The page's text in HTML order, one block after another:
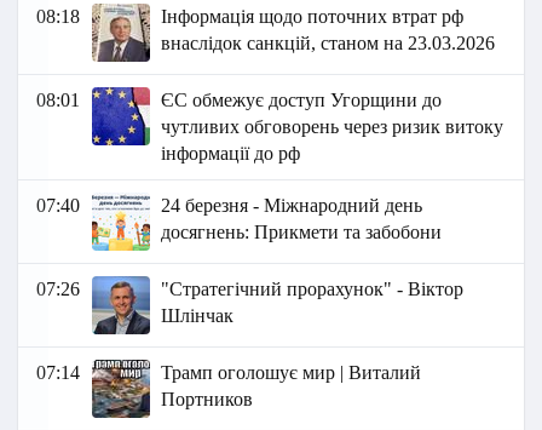
08:18
Інформація щодо поточних втрат рф
внаслідок санкцій, станом на 23.03.2026​
08:01
ЄС обмежує доступ Угорщини до
чутливих обговорень через ризик витоку
інформації до рф
07:40
24 березня - Міжнародний день
досягнень: Прикмети та забобони
07:26
"Стратегічний прорахунок" - Віктор
Шлінчак
07:14
Трамп оголошує мир | Виталий
Портников